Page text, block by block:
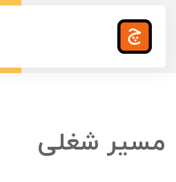
مسیر شغلی